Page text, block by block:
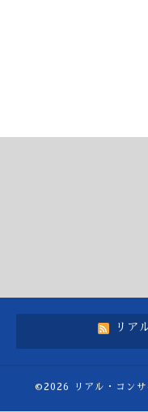
リア
©2026 リアル・コン